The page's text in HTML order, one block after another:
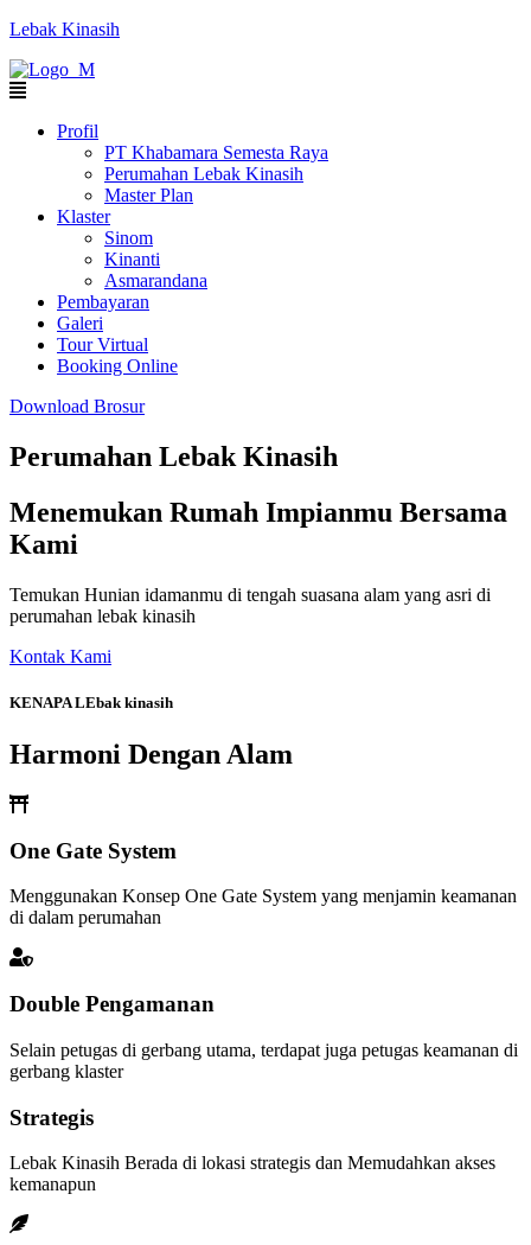
Lebak Kinasih
Profil
PT Khabamara Semesta Raya
Perumahan Lebak Kinasih
Master Plan
Klaster
Sinom
Kinanti
Asmarandana
Pembayaran
Galeri
Tour Virtual
Booking Online
Download Brosur
Perumahan Lebak Kinasih
Menemukan Rumah Impianmu Bersama
Kami
Temukan Hunian idamanmu di tengah suasana alam yang asri di
perumahan lebak kinasih
Kontak Kami
KENAPA LEbak kinasih
Harmoni Dengan Alam
One Gate System
Menggunakan Konsep One Gate System yang menjamin keamanan
di dalam perumahan
Double Pengamanan
Selain petugas di gerbang utama, terdapat juga petugas keamanan di
gerbang klaster
Strategis
Lebak Kinasih Berada di lokasi strategis dan Memudahkan akses
kemanapun